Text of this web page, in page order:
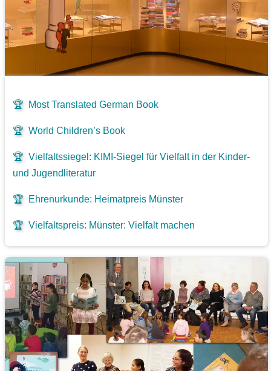
🏆 Most Translated German Book
🏆 World Children’s Book
🏆 Vielfaltssiegel: KIMI-Siegel für Vielfalt in der Kinder-
und Jugendliteratur
🏆 Ehrenurkunde: Heimatpreis Münster
🏆 Vielfaltspreis: Münster: Vielfalt machen